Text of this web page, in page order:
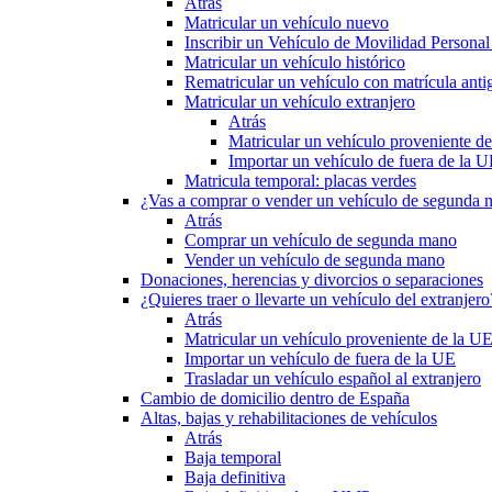
Matricular un vehículo nuevo
Inscribir un Vehículo de Movilidad
Matricular un vehículo histórico
Rematricular un vehículo con matrícula
Matricular un vehículo extranjero
Atrás
Matricular un vehículo proveniente
Importar un vehículo de fuera de la
Matricula temporal: placas verdes
¿Vas a comprar o vender un vehículo de segunda
Atrás
Comprar un vehículo de segunda mano
Vender un vehículo de segunda mano
Donaciones, herencias y divorcios o separaciones
¿Quieres traer o llevarte un vehículo del
Atrás
Matricular un vehículo proveniente de la UE
Importar un vehículo de fuera de la UE
Trasladar un vehículo español al extranjero
Cambio de domicilio dentro de España
Altas, bajas y rehabilitaciones de vehículos
Atrás
Baja temporal
Baja definitiva